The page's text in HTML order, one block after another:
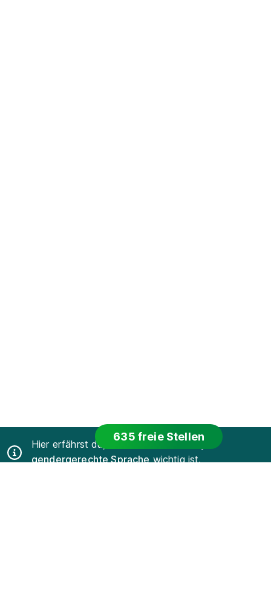
635 freie Stellen
Hier erfährst du, warum uns bei Azubiyo
gendergerechte Sprachewichtig ist.